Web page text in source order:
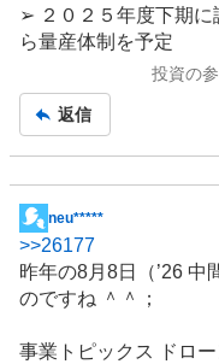
➢ ２０２５年度下期
ら量産体制を予定
投資の
返信
掲
示
板
記
neu*****
>>26177
昨年の8月8日（’26 中
のですね ＾＾；
事業トピックス ドロ